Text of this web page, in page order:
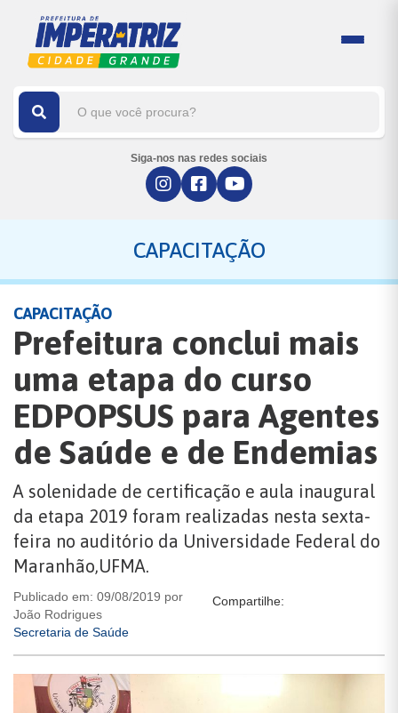
Siga-nos nas redes sociais
CAPACITAÇÃO
CAPACITAÇÃO
Prefeitura conclui mais
uma etapa do curso
EDPOPSUS para Agentes
de Saúde e de Endemias
A solenidade de certificação e aula inaugural
da etapa 2019 foram realizadas nesta sexta-
feira no auditório da Universidade Federal do
Maranhão,UFMA.
Publicado em: 09/08/2019 por
João Rodrigues
Secretaria de Saúde
Compartilhe: